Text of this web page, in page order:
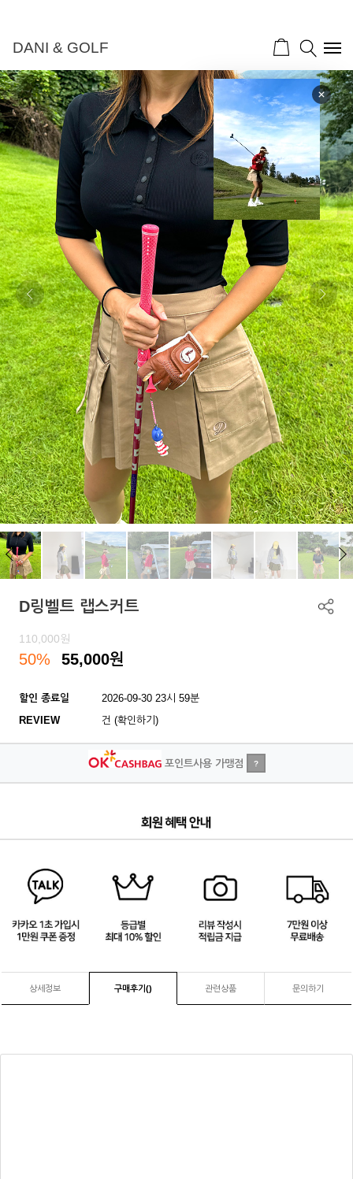
DANI & GOLF
D링벨트 랩스커트
110,000원
50% 55,000원
할인 종료일
2026-09-30 23시 59분
REVIEW
건 (확인하기)
포인트사용 가맹점 ?
상세정보 구매후기() 관련상품 문의하기